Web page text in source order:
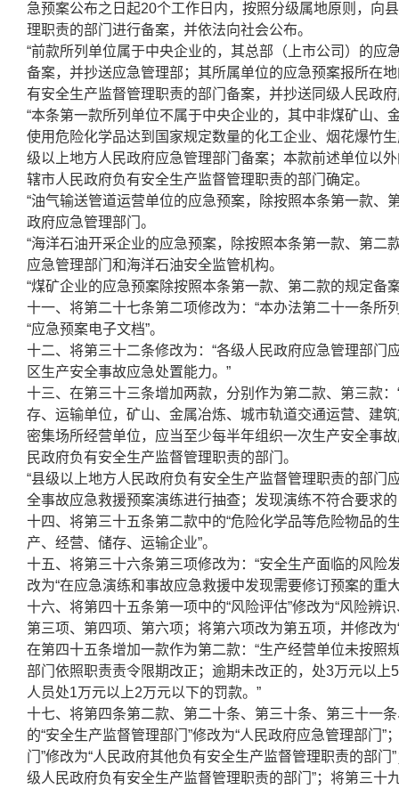
急预案公布之日起20个工作日内，按照分级属地原则，向
理职责的部门进行备案，并依法向社会公布。
“前款所列单位属于中央企业的，其总部（上市公司）的
备案，并抄送应急管理部；其所属单位的应急预案报所在
有安全生产监督管理职责的部门备案，并抄送同级人民政
“本条第一款所列单位不属于中央企业的，其中非煤矿山
使用危险化学品达到国家规定数量的化工企业、烟花爆竹
级以上地方人民政府应急管理部门备案；本款前述单位以
辖市人民政府负有安全生产监督管理职责的部门确定。
“油气输送管道运营单位的应急预案，除按照本条第一款
政府应急管理部门。
“海洋石油开采企业的应急预案，除按照本条第一款、第
应急管理部门和海洋石油安全监管机构。
“煤矿企业的应急预案除按照本条第一款、第二款的规定备
十一、将第二十七条第二项修改为：“本办法第二十一条所
“应急预案电子文档”。
十二、将第三十二条修改为：“各级人民政府应急管理部
区生产安全事故应急处置能力。”
十三、在第三十三条增加两款，分别作为第二款、第三款
存、运输单位，矿山、金属冶炼、城市轨道交通运营、建
密集场所经营单位，应当至少每半年组织一次生产安全事
民政府负有安全生产监督管理职责的部门。
“县级以上地方人民政府负有安全生产监督管理职责的部
全事故应急救援预案演练进行抽查；发现演练不符合要求
十四、将第三十五条第二款中的“危险化学品等危险物品的
产、经营、储存、运输企业”。
十五、将第三十六条第三项修改为：“安全生产面临的风险
改为“在应急演练和事故应急救援中发现需要修订预案的重
十六、将第四十五条第一项中的“风险评估”修改为“风险辨
第三项、第四项、第六项；将第六项改为第五项，并修改
在第四十五条增加一款作为第二款：“生产经营单位未按
部门依照职责责令限期改正；逾期未改正的，处3万元以
人员处1万元以上2万元以下的罚款。”
十七、将第四条第二款、第二十条、第三十条、第三十一
的“安全生产监督管理部门”修改为“人民政府应急管理部门
门”修改为“人民政府其他负有安全生产监督管理职责的部
级人民政府负有安全生产监督管理职责的部门”；将第三十